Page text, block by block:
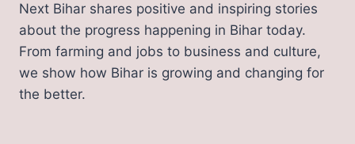
Next Bihar shares positive and inspiring stories
about the progress happening in Bihar today.
From farming and jobs to business and culture,
we show how Bihar is growing and changing for
the better.